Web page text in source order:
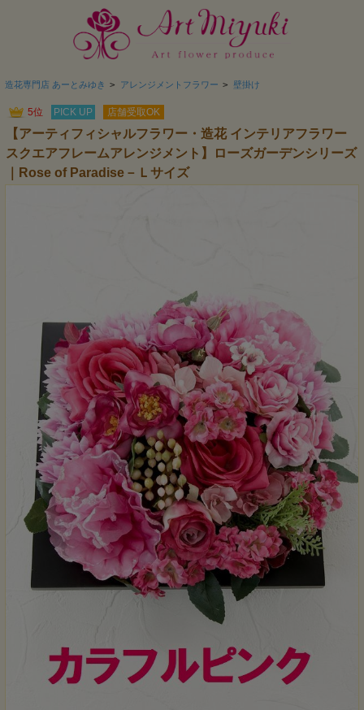
造花専門店 あーとみゆき > アレンジメントフラワー > 壁掛け
5位 PICK UP 店舗受取OK
【アーティフィシャルフラワー・造花 インテリアフラワー
スクエアフレームアレンジメント】ローズガーデンシリーズ
｜Rose of Paradise－Ｌサイズ